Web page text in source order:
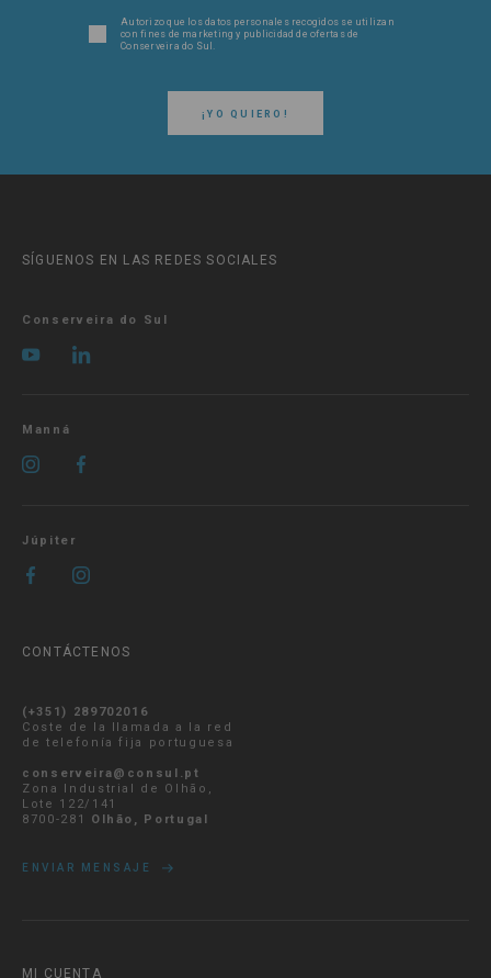
¡YO QUIERO!
Autorizo ​​que los datos personales recogidos se utilizan
con fines de marketing y publicidad de ofertas de
Conserveira do Sul.
SÍGUENOS EN LAS REDES SOCIALES
Conserveira do Sul
Manná
Júpiter
CONTÁCTENOS
(+351) 289702016
Coste de la llamada a la red
de telefonía fija portuguesa
conserveira@consul.pt
Zona Industrial de Olhão,
Lote 122/141
8700-281 Olhão, Portugal
ENVIAR MENSAJE
MI CUENTA